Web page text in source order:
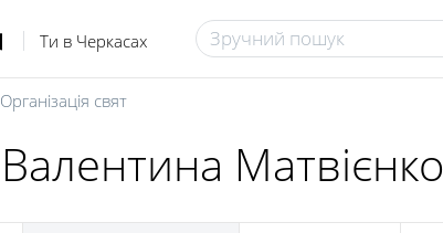
Ти в Черкасах
Організація свят
Валентина Матвієнко